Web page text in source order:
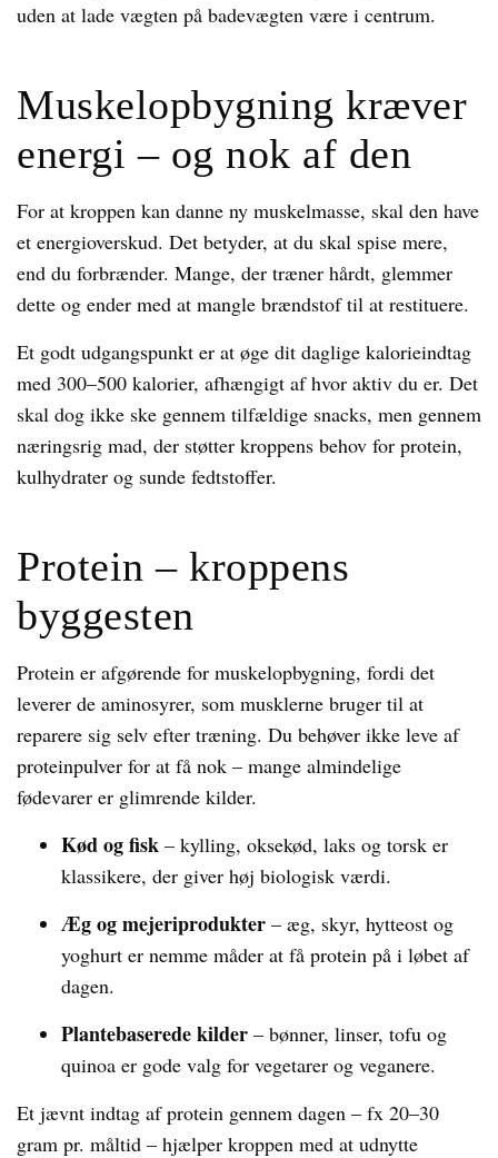
uden at lade vægten på badevægten være i centrum.
Muskelopbygning kræver
energi – og nok af den
For at kroppen kan danne ny muskelmasse, skal den have
et energioverskud. Det betyder, at du skal spise mere,
end du forbrænder. Mange, der træner hårdt, glemmer
dette og ender med at mangle brændstof til at restituere.
Et godt udgangspunkt er at øge dit daglige kalorieindtag
med 300–500 kalorier, afhængigt af hvor aktiv du er. Det
skal dog ikke ske gennem tilfældige snacks, men gennem
næringsrig mad, der støtter kroppens behov for protein,
kulhydrater og sunde fedtstoffer.
Protein – kroppens
byggesten
Protein er afgørende for muskelopbygning, fordi det
leverer de aminosyrer, som musklerne bruger til at
reparere sig selv efter træning. Du behøver ikke leve af
proteinpulver for at få nok – mange almindelige
fødevarer er glimrende kilder.
Kød og fisk – kylling, oksekød, laks og torsk er
klassikere, der giver høj biologisk værdi.
Æg og mejeriprodukter – æg, skyr, hytteost og
yoghurt er nemme måder at få protein på i løbet af
dagen.
Plantebaserede kilder – bønner, linser, tofu og
quinoa er gode valg for vegetarer og veganere.
Et jævnt indtag af protein gennem dagen – fx 20–30
gram pr. måltid – hjælper kroppen med at udnytte